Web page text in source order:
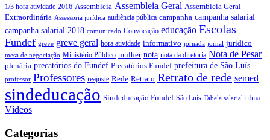
1/3 hora atividade 2016 Assembleia Assembleia Geral Assembleia Geral
Extraordinária Assessoria jurídica audiência pública campanha campanha salarial
campanha salarial 2018 comunicado Convocação educação Escolas
Fundef greve greve geral hora atividade informativo jornada jornal juridico
mesa de negociação Ministério Público mulher nota nota da diretoria Nota de Pesar
plenária precatórios do Fundef Precatórios Fundef prefeitura de São Luís
professor Professores reajuste Rede Retrato Retrato de rede semed
sindeducação Sindeducação Fundef São Luís Tabela salarial ufma
Vídeos
Categorias